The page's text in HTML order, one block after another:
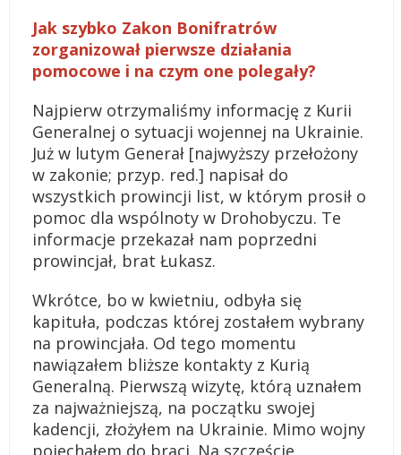
Jak szybko Zakon Bonifratrów
zorganizował pierwsze działania
pomocowe i na czym one polegały?
Najpierw otrzymaliśmy informację z Kurii
Generalnej o sytuacji wojennej na Ukrainie.
Już w lutym Generał [najwyższy przełożony
w zakonie; przyp. red.] napisał do
wszystkich prowincji list, w którym prosił o
pomoc dla wspólnoty w Drohobyczu. Te
informacje przekazał nam poprzedni
prowincjał, brat Łukasz.
Wkrótce, bo w kwietniu, odbyła się
kapituła, podczas której zostałem wybrany
na prowincjała. Od tego momentu
nawiązałem bliższe kontakty z Kurią
Generalną. Pierwszą wizytę, którą uznałem
za najważniejszą, na początku swojej
kadencji, złożyłem na Ukrainie. Mimo wojny
pojechałem do braci. Na szczęście